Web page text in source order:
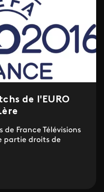
de l'EURO
France Télévisions
partie droits de